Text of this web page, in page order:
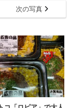
次の写真